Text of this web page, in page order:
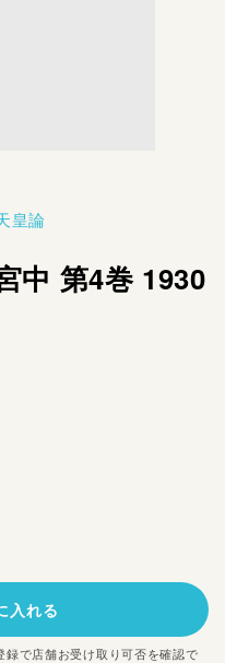
皇論
中 第4巻 1930
入れる
で店舗お受け取り可否を確認で